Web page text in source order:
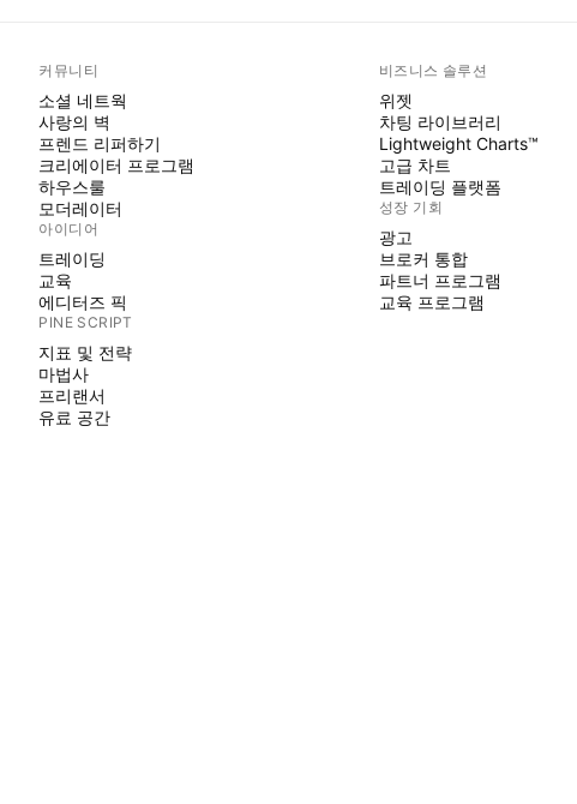
커뮤니티
소셜 네트웍
사랑의 벽
프렌드 리퍼하기
크리에이터 프로그램
하우스룰
모더레이터
아이디어
트레이딩
교육
에디터즈 픽
PINE SCRIPT
지표 및 전략
마법사
프리랜서
유료 공간
비즈니스 솔루션
위젯
차팅 라이브러리
Lightweight Charts™
고급 차트
트레이딩 플랫폼
성장 기회
광고
브로커 통합
파트너 프로그램
교육 프로그램